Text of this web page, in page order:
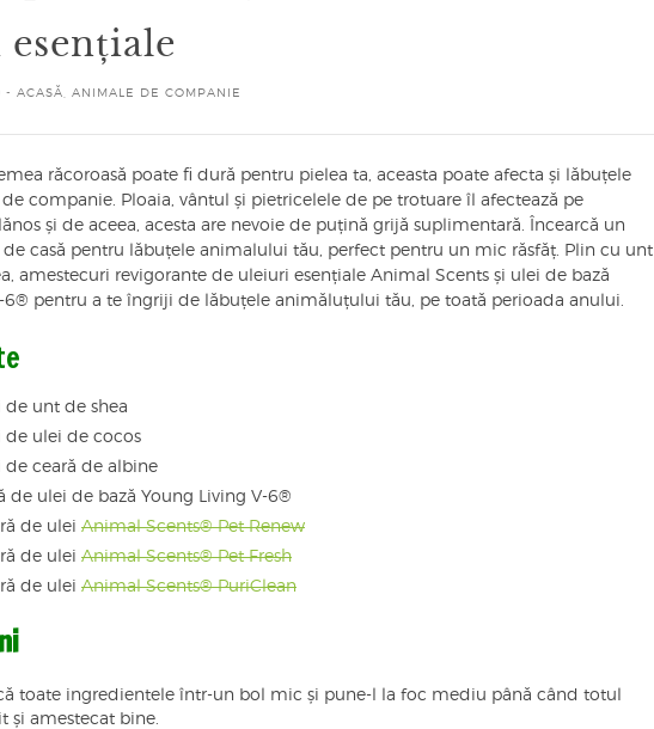
- ACASĂ ANIMALE DE COMPANIE
răcoroasă poate fi dură pentru pielea ta, aceasta poate afecta și lăbuțele
companie. Ploaia, vântul și pietricelele de pe trotuare îl afectează pe
și de aceea, acesta are nevoie de puțină grijă suplimentară. Încearcă un
casă pentru lăbuțele animalului tău, perfect pentru un mic răsfăț. Plin cu unt
amestecuri revigorante de uleiuri esențiale Animal Scents și ulei de bază
6® pentru a te îngriji de lăbuțele animăluțului tău, pe toată perioada anului.
de unt de shea
de ulei de cocos
de ceară de albine
de ulei de bază Young Living V-6®
de ulei Animal Scents® Pet Renew
de ulei Animal Scents® Pet Fresh
de ulei Animal Scents® PuriClean
toate ingredientele într-un bol mic și pune-l la foc mediu până când totul
și amestecat bine.